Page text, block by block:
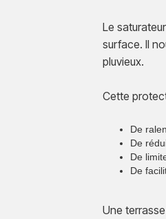
Le
surface. Il
pluvieux.
Cette
De
De
De
De
Une